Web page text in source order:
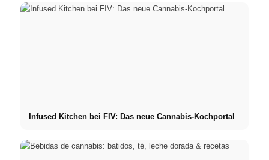
Infused Kitchen bei FIV: Das neue Cannabis-Kochportal